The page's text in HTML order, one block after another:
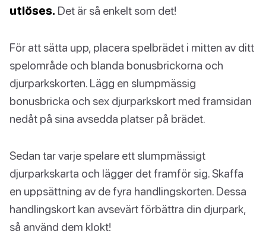
utlöses. Det är så enkelt som det!
För att sätta upp, placera spelbrädet i mitten av ditt
spelområde och blanda bonusbrickorna och
djurparkskorten. Lägg en slumpmässig
bonusbricka och sex djurparkskort med framsidan
nedåt på sina avsedda platser på brädet.
Sedan tar varje spelare ett slumpmässigt
djurparkskarta och lägger det framför sig. Skaffa
en uppsättning av de fyra handlingskorten. Dessa
handlingskort kan avsevärt förbättra din djurpark,
så använd dem klokt!